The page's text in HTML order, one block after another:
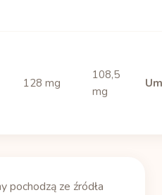
128 mg
108,5
mg
pochodzą ze źródła